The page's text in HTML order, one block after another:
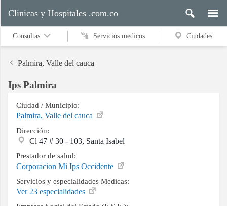
medicos
Ciudades
Buscar
Clinicas y Hospitales .com.co
Consultas Servicios medicos Ciudades
Palmira, Valle del cauca
Ips Palmira
Ciudad / Municipio:
Palmira, Valle del cauca
Dirección:
Cl 47 # 30 - 103, Santa Isabel
Prestador de salud:
Corporacion Mi Ips Occidente
Servicios y especialidades Medicas:
Ver 23 especialidades